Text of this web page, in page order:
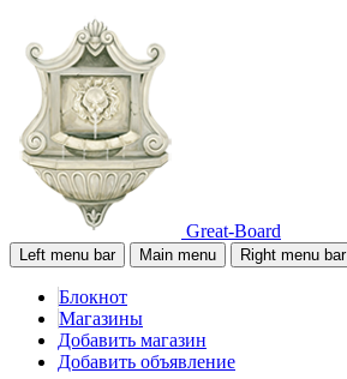
Great-Board
Left menu bar Main menu Right menu bar
Блокнот
Магазины
Добавить магазин
Добавить объявление